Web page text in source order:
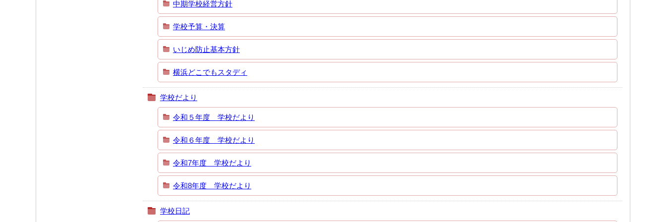
中期学校経営方針
学校予算・決算
いじめ防止基本方針
横浜どこでもスタディ
学校だより
令和５年度 学校だより
令和６年度 学校だより
令和7年度 学校だより
令和8年度 学校だより
学校日記